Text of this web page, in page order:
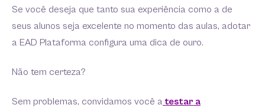
Se você deseja que tanto sua experiência como a de
seus alunos seja excelente no momento das aulas, adotar
a EAD Plataforma configura uma dica de ouro.
Não tem certeza?
Sem problemas, convidamos você a testar a